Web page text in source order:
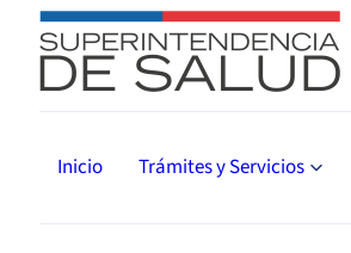
Inicio Trámites y Servicios